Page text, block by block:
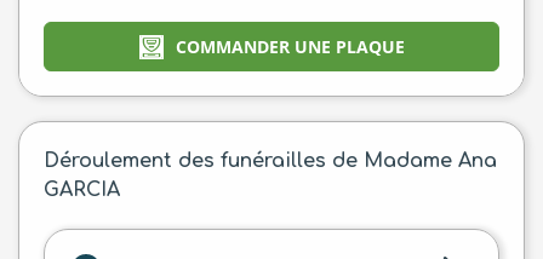
COMMANDER UNE PLAQUE
Déroulement des funérailles de Madame Ana
GARCIA